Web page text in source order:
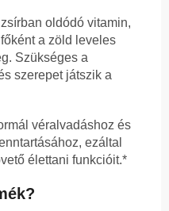
zsírban oldódó vitamin,
a zöld leveles
Szükséges a
szerepet játszik a
véralvadáshoz és
ezáltal
élettani funkcióit.*